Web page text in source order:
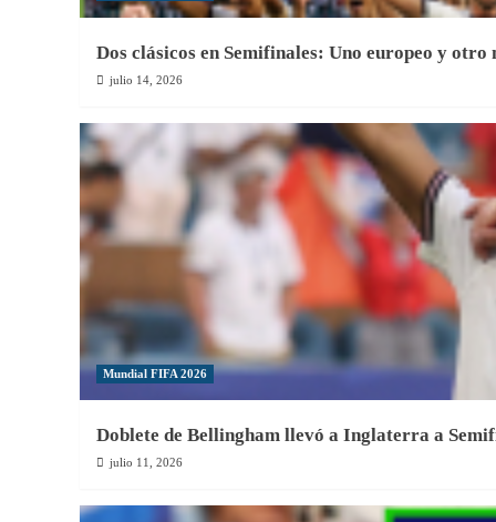
Dos clásicos en Semifinales: Uno europeo y otro
julio 14, 2026
Mundial FIFA 2026
Doblete de Bellingham llevó a Inglaterra a
julio 11, 2026